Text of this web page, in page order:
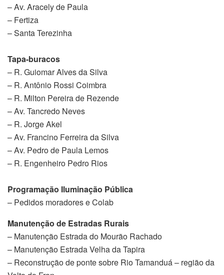
– Av. Aracely de Paula
– Fertiza
– Santa Terezinha
Tapa-buracos
– R. Guiomar Alves da Silva
– R. Antônio Rossi Coimbra
– R. Milton Pereira de Rezende
– Av. Tancredo Neves
– R. Jorge Akel
– Av. Francino Ferreira da Silva
– Av. Pedro de Paula Lemos
– R. Engenheiro Pedro Rios
Programação Iluminação Pública
– Pedidos moradores e Colab
Manutenção de Estradas Rurais
– Manutenção Estrada do Mourão Rachado
– ⁠Manutenção Estrada Velha da Tapira
– ⁠Reconstrução de ponte sobre Rio Tamanduá – região da